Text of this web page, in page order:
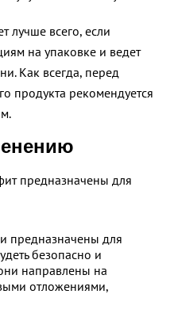
лучше всего, если
на упаковке и ведет
Как всегда, перед
продукта рекомендуется
предназначены для
предназначены для
безопасно и
направлены на
отложениями,